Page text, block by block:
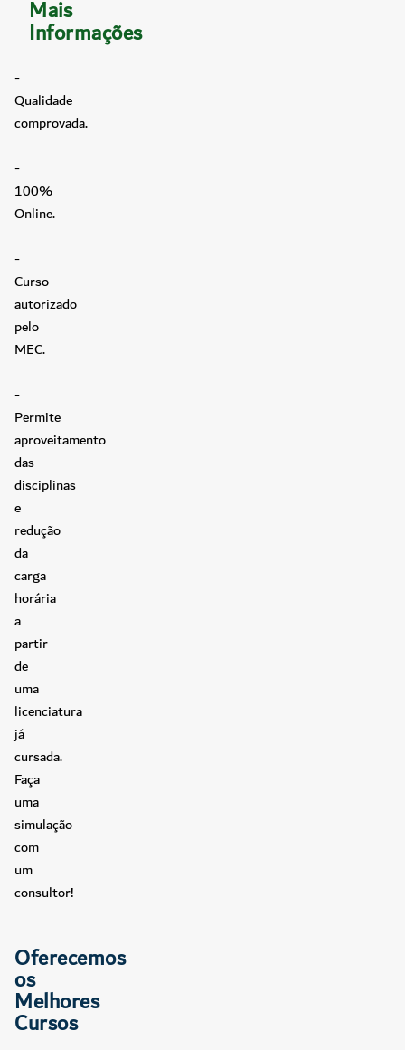
Mais
Informações
-
Qualidade
comprovada.
-
100%
Online.
-
Curso
autorizado
pelo
MEC.
-
Permite
aproveitamento
das
disciplinas
e
redução
da
carga
horária
a
partir
de
uma
licenciatura
já
cursada.
Faça
uma
simulação
com
um
consultor!
Oferecemos
os
Melhores
Cursos